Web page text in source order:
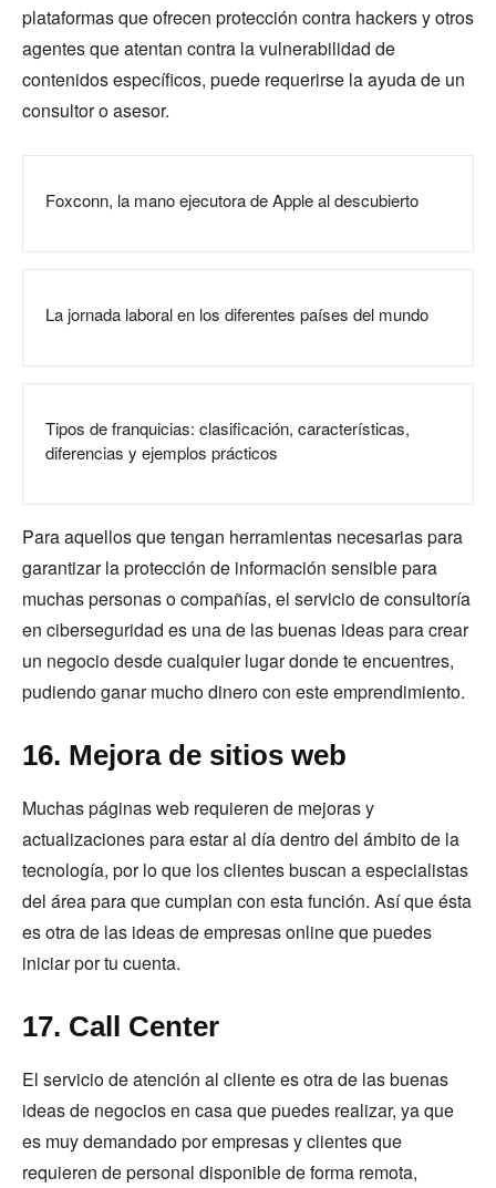
plataformas que ofrecen protección contra hackers y otros
agentes que atentan contra la vulnerabilidad de
contenidos específicos, puede requerirse la ayuda de un
consultor o asesor.
Foxconn, la mano ejecutora de Apple al descubierto
La jornada laboral en los diferentes países del mundo
Tipos de franquicias: clasificación, características,
diferencias y ejemplos prácticos
Para aquellos que tengan herramientas necesarias para
garantizar la protección de información sensible para
muchas personas o compañías, el servicio de consultoría
en ciberseguridad es una de las buenas ideas para crear
un negocio desde cualquier lugar donde te encuentres,
pudiendo ganar mucho dinero con este emprendimiento.
16. Mejora de sitios web
Muchas páginas web requieren de mejoras y
actualizaciones para estar al día dentro del ámbito de la
tecnología, por lo que los clientes buscan a especialistas
del área para que cumplan con esta función. Así que ésta
es otra de las ideas de empresas online que puedes
iniciar por tu cuenta.
17. Call Center
El servicio de atención al cliente es otra de las buenas
ideas de negocios en casa que puedes realizar, ya que
es muy demandado por empresas y clientes que
requieren de personal disponible de forma remota,